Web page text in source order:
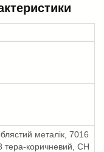
металік, 7016
тера-коричневий, CH